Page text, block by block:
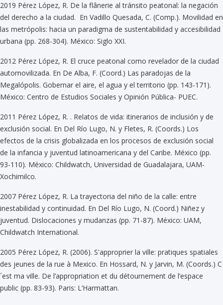
2019 Pérez López, R. De la flânerie al tránsito peatonal: la negación
del derecho a la ciudad. En Vadillo Quesada, C. (Comp.). Movilidad en
las metrópolis: hacia un paradigma de sustentabilidad y accesibilidad
urbana (pp. 268-304). México: Siglo XXI.
2012 Pérez López, R. El cruce peatonal como revelador de la ciudad
automovilizada. En De Alba, F. (Coord.) Las paradojas de la
Megalópolis. Gobernar el aire, el agua y el territorio (pp. 143-171).
México: Centro de Estudios Sociales y Opinión Pública- PUEC.
2011 Pérez López, R. . Relatos de vida: itinerarios de inclusión y de
exclusión social. En Del Río Lugo, N. y Fletes, R. (Coords.) Los
efectos de la crisis globalizada en los procesos de exclusión social
de la infancia y juventud latinoamericana y del Caribe. México (pp.
93-110). México: Childwatch, Universidad de Guadalajara, UAM-
Xochimilco.
2007 Pérez López, R. La trayectoria del niño de la calle: entre
inestabilidad y continuidad. En Del Río Lugo, N. (Coord.) Niñez y
juventud. Dislocaciones y mudanzas (pp. 71-87). México: UAM,
Childwatch International.
2005 Pérez López, R. (2006). S'approprier la ville: pratiques spatiales
des jeunes de la rue à Mexico. En Hossard, N. y Jarvin, M. (Coords.) C
´est ma ville. De l’appropriation et du détournement de l’espace
public (pp. 83-93). Paris: L’Harmattan.